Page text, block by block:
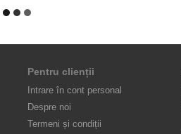
Pentru clienții
Intrare în cont personal
Despre noi
Termeni și condiții